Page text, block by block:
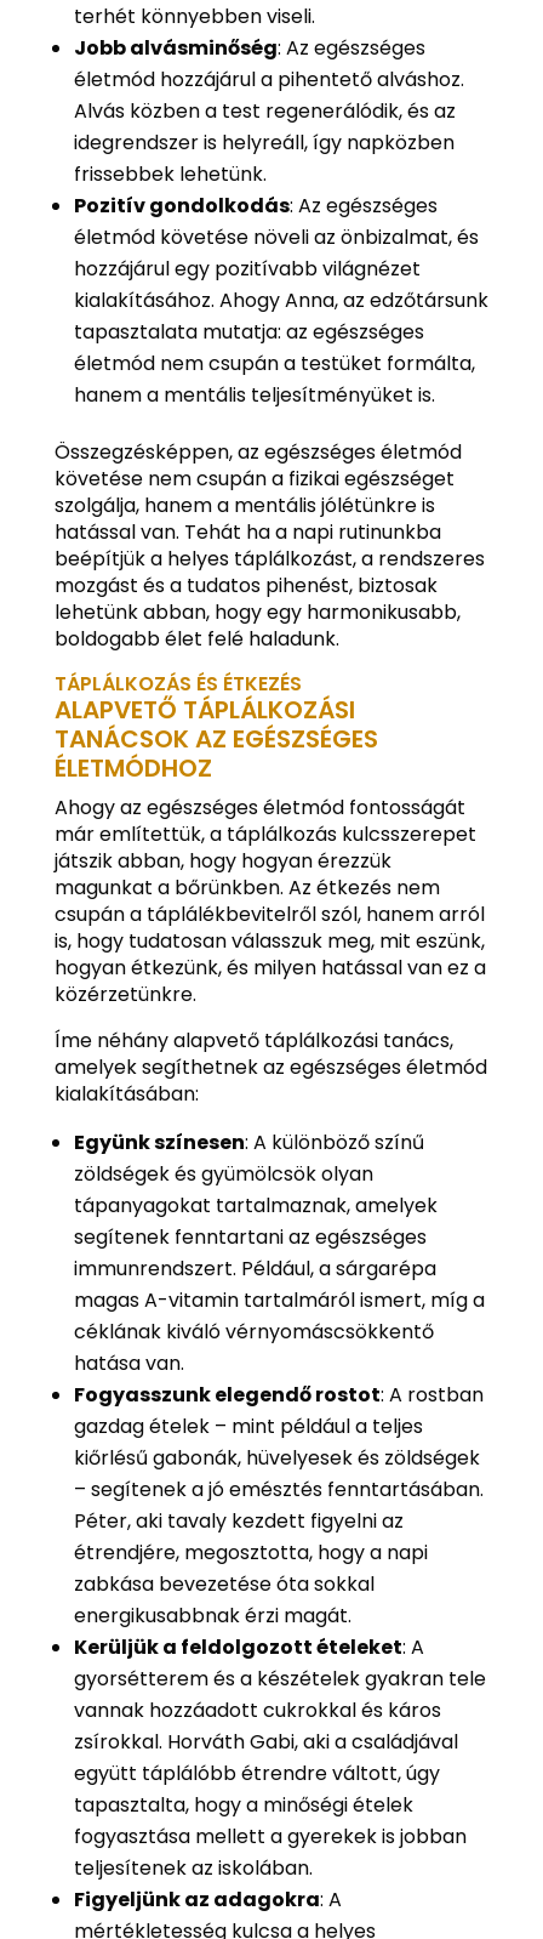
terhét könnyebben viseli.
Jobb alvásminőség: Az egészséges
életmód hozzájárul a pihentető alváshoz.
Alvás közben a test regenerálódik, és az
idegrendszer is helyreáll, így napközben
frissebbek lehetünk.
Pozitív gondolkodás: Az egészséges
életmód követése növeli az önbizalmat, és
hozzájárul egy pozitívabb világnézet
kialakításához. Ahogy Anna, az edzőtársunk
tapasztalata mutatja: az egészséges
életmód nem csupán a testüket formálta,
hanem a mentális teljesítményüket is.
Összegzésképpen, az egészséges életmód
követése nem csupán a fizikai egészséget
szolgálja, hanem a mentális jólétünkre is
hatással van. Tehát ha a napi rutinunkba
beépítjük a helyes táplálkozást, a rendszeres
mozgást és a tudatos pihenést, biztosak
lehetünk abban, hogy egy harmonikusabb,
boldogabb élet felé haladunk.
TÁPLÁLKOZÁS ÉS ÉTKEZÉS
ALAPVETŐ TÁPLÁLKOZÁSI
TANÁCSOK AZ EGÉSZSÉGES
ÉLETMÓDHOZ
Ahogy az egészséges életmód fontosságát
már említettük, a táplálkozás kulcsszerepet
játszik abban, hogy hogyan érezzük
magunkat a bőrünkben. Az étkezés nem
csupán a táplálékbevitelről szól, hanem arról
is, hogy tudatosan válasszuk meg, mit eszünk,
hogyan étkezünk, és milyen hatással van ez a
közérzetünkre.
Íme néhány alapvető táplálkozási tanács,
amelyek segíthetnek az egészséges életmód
kialakításában:
Együnk színesen: A különböző színű
zöldségek és gyümölcsök olyan
tápanyagokat tartalmaznak, amelyek
segítenek fenntartani az egészséges
immunrendszert. Például, a sárgarépa
magas A-vitamin tartalmáról ismert, míg a
céklának kiváló vérnyomáscsökkentő
hatása van.
Fogyasszunk elegendő rostot: A rostban
gazdag ételek – mint például a teljes
kiőrlésű gabonák, hüvelyesek és zöldségek
– segítenek a jó emésztés fenntartásában.
Péter, aki tavaly kezdett figyelni az
étrendjére, megosztotta, hogy a napi
zabkása bevezetése óta sokkal
energikusabbnak érzi magát.
Kerüljük a feldolgozott ételeket: A
gyorsétterem és a készételek gyakran tele
vannak hozzáadott cukrokkal és káros
zsírokkal. Horváth Gabi, aki a családjával
együtt táplálóbb étrendre váltott, úgy
tapasztalta, hogy a minőségi ételek
fogyasztása mellett a gyerekek is jobban
teljesítenek az iskolában.
Figyeljünk az adagokra: A
mértékletesség kulcsa a helyes